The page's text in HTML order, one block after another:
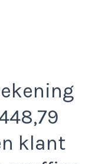
klant